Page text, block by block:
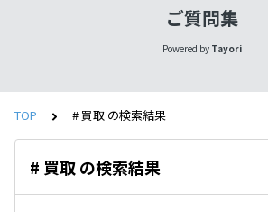
ご質問集
Powered by Tayori
TOP # 買取 の検索結果
# 買取 の検索結果